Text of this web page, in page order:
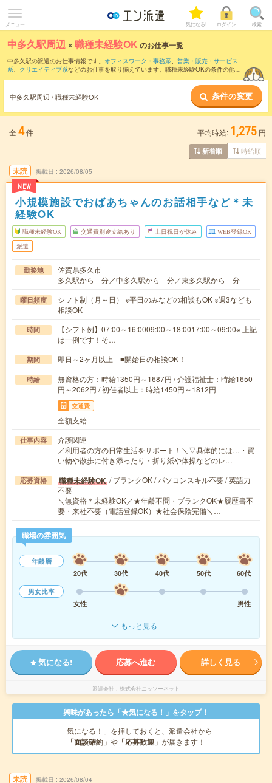
メニュー 気になる! ログイン 検索
中多久駅周辺 ×職種未経験OK のお仕事一覧
中多久駅の派遣のお仕事情報です。 オフィスワーク・事務系、 営業・販売・サービス
系、 クリエイティブ系などのお仕事を取り揃えています。職種未経験OKの条件の他
中多久駅周辺 / 職種未経験OK 条件の変更
全 4件 平均時給: 1,275 円
新着順 時給順
未読
NEW
掲載日 2026/08/05
小規模施設でおばあちゃんのお話相手など＊未
経験OK
職種未経験OK 交通費別途支給あり 土日祝日が休み WEB登録OK
派遣
勤務地
佐賀県多久市
多久駅から---分／中多久駅から---分／東多久駅から---分
曜日頻度
シフト制（月～日） ※平日のみなどの相談もOK ※週3なども
相談OK
時間
【シフト例】07:00～16:0009:00～18:0017:00～09:00※ 上記
は一例です！そ…
期間 即日～2ヶ月以上 ■開始日の相談OK！
時給
無資格の方：時給1350円～1687円 / 介護福祉士：時給1650
円～2062円 / 初任者以上：時給1450円～1812円
交通費
全額支給
仕事内容
介護関連
／利用者の方の日常生活をサポート！＼▽具体的には…・買
い物や散歩に付き添ったり・折り紙や体操などのレ…
応募資格 職種未経験OK / ブランクOK / パソコンスキル不要 / 英語力
不要
＼無資格＊未経験OK／★年齢不問・ブランクOK★履歴書不
要・来社不要（電話登録OK）★社会保険完備＼…
職場の雰囲気
年齢層
20代
30代 40代 50代
60代
男女比率
女性
男性
もっと見る
気になる! 応募へ進む 詳しく見る
派遣会社 株式会社ニッソーネット
興味があったら「★気になる！」をタップ！
「気になる！」を押しておくと、派遣会社から
「面談確約」 や 「応募歓迎」 が届きます！
未読 掲載日 2026/08/04